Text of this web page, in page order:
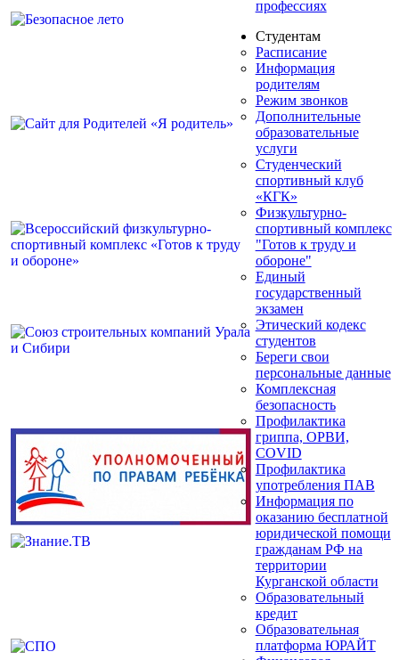
профессиях
Студентам
Расписание
Информация
родителям
Режим звонков
Дополнительные
образовательные
услуги
Студенческий
спортивный клуб
«КГК»
Физкультурно-
спортивный комплекс
"Готов к труду и
обороне"
Единый
государственный
экзамен
Этический кодекс
студентов
Береги свои
персональные данные
Комплексная
безопасность
Профилактика
гриппа, ОРВИ,
COVID
Профилактика
употребления ПАВ
Информация по
оказанию бесплатной
юридической помощи
гражданам РФ на
территории
Курганской области
Образовательный
кредит
Образовательная
платформа ЮРАЙТ